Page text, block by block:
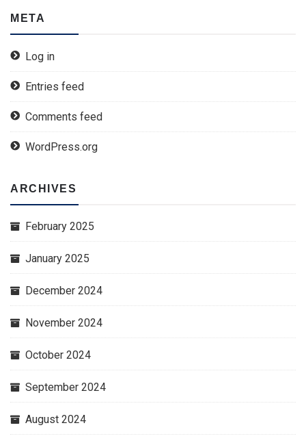
META
Log in
Entries feed
Comments feed
WordPress.org
ARCHIVES
February 2025
January 2025
December 2024
November 2024
October 2024
September 2024
August 2024